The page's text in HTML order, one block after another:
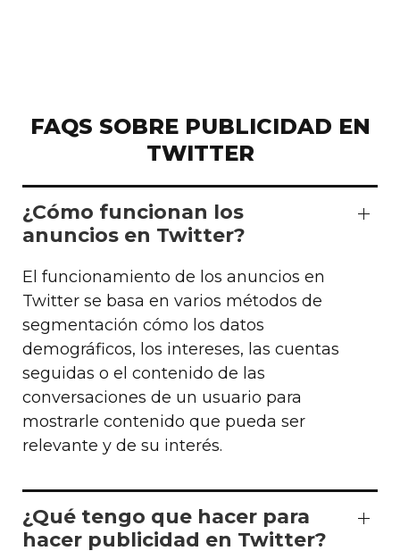
FAQS SOBRE PUBLICIDAD EN
TWITTER
¿Cómo funcionan los
anuncios en Twitter?
El funcionamiento de los anuncios en
Twitter se basa en varios métodos de
segmentación cómo los datos
demográficos, los intereses, las cuentas
seguidas o el contenido de las
conversaciones de un usuario para
mostrarle contenido que pueda ser
relevante y de su interés.
¿Qué tengo que hacer para
hacer publicidad en Twitter?